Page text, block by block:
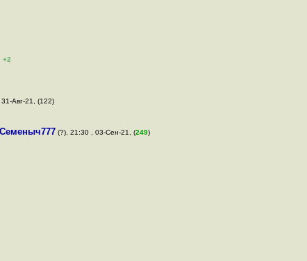
+2
Авг-21, (122)
(?), 21:30 , 03-Сен-21, (249)